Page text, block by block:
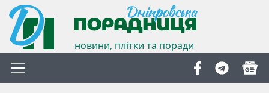
новини, плітки та поради